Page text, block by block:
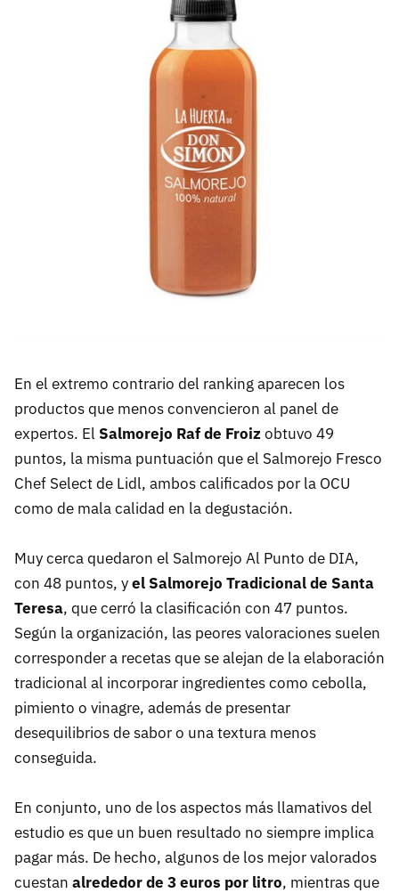
En el extremo contrario del ranking aparecen los
productos que menos convencieron al panel de
expertos. El Salmorejo Raf de Froizobtuvo 49
puntos, la misma puntuación que el Salmorejo Fresco
Chef Select de Lidl, ambos calificados por la OCU
como de mala calidad en la degustación.
Muy cerca quedaron el Salmorejo Al Punto de DIA,
con 48 puntos, yel Salmorejo Tradicional de Santa
Teresa, que cerró la clasificación con 47 puntos.
Según la organización, las peores valoraciones suelen
corresponder a recetas que se alejan de la elaboración
tradicional al incorporar ingredientes como cebolla,
pimiento o vinagre, además de presentar
desequilibrios de sabor o una textura menos
conseguida.
En conjunto, uno de los aspectos más llamativos del
estudio es que un buen resultado no siempre implica
pagar más. De hecho, algunos de los mejor valorados
cuestan alrededor de 3 euros por litro, mientras que